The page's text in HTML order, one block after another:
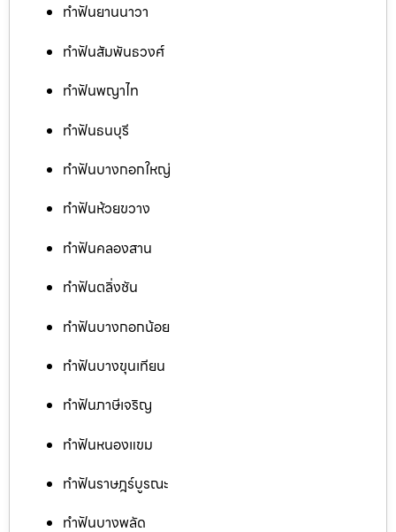
ทำฟันยานนาวา
ทำฟันสัมพันธวงศ์
ทำฟันพญาไท
ทำฟันธนบุรี
ทำฟันบางกอกใหญ่
ทำฟันห้วยขวาง
ทำฟันคลองสาน
ทำฟันตลิ่งชัน
ทำฟันบางกอกน้อย
ทำฟันบางขุนเทียน
ทำฟันภาษีเจริญ
ทำฟันหนองแขม
ทำฟันราษฎร์บูรณะ
ทำฟันบางพลัด